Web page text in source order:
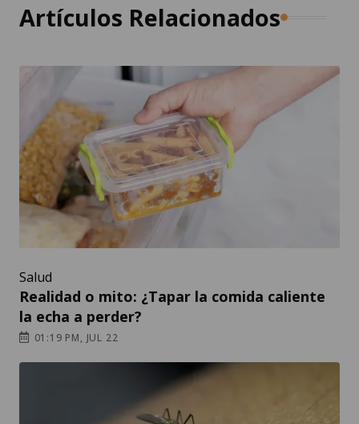
Artículos Relacionados
Salud
Realidad o mito: ¿Tapar la comida caliente
la echa a perder?
01:19 PM, JUL 22